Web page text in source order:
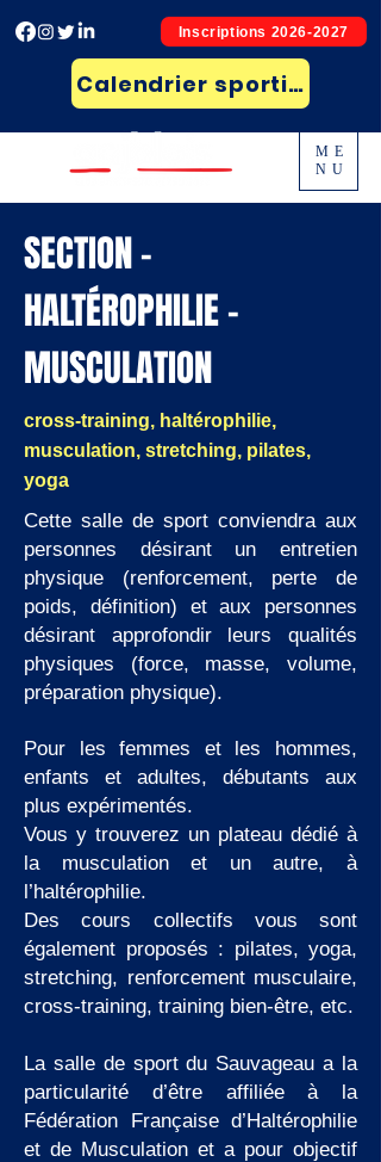
Inscriptions 2026-2027
Calendrier sportif et
ME
NU
SECTION -
HALTÉROPHILIE -
MUSCULATION
​cross-training, haltérophilie,
musculation, stretching, pilates,
yoga
Cette salle de sport conviendra aux
personnes désirant un entretien
physique (renforcement, perte de
poids, définition) et aux personnes
désirant approfondir leurs qualités
physiques (force, masse, volume,
préparation physique).
Pour les femmes et les hommes,
enfants et adultes, débutants aux
plus expérimentés.
Vous y trouverez un plateau dédié à
la musculation et un autre, à
l’haltérophilie.
Des cours collectifs vous sont
également proposés : pilates, yoga,
stretching, renforcement musculaire,
cross-training, training bien-être, etc.
La salle de sport du Sauvageau a la
particularité d’être affiliée à la
Fédération Française d’Haltérophilie
et de Musculation et a pour objectif